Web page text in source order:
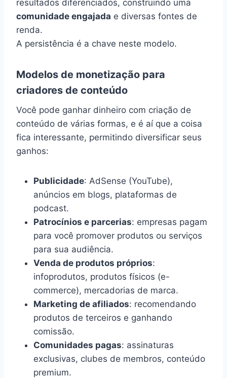
resultados diferenciados, construindo uma
comunidade engajada e diversas fontes de
renda.
A persistência é a chave neste modelo.
Modelos de monetização para
criadores de conteúdo
Você pode ganhar dinheiro com criação de
conteúdo de várias formas, e é aí que a coisa
fica interessante, permitindo diversificar seus
ganhos:
Publicidade: AdSense (YouTube),
anúncios em blogs, plataformas de
podcast.
Patrocínios e parcerias: empresas pagam
para você promover produtos ou serviços
para sua audiência.
Venda de produtos próprios:
infoprodutos, produtos físicos (e-
commerce), mercadorias de marca.
Marketing de afiliados: recomendando
produtos de terceiros e ganhando
comissão.
Comunidades pagas: assinaturas
exclusivas, clubes de membros, conteúdo
premium.